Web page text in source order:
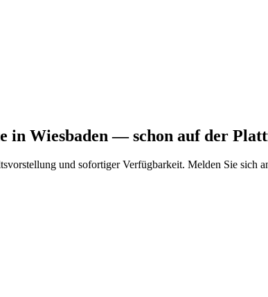
in Wiesbaden — schon auf der
und sofortiger Verfügbarkeit. Melden Sie sich